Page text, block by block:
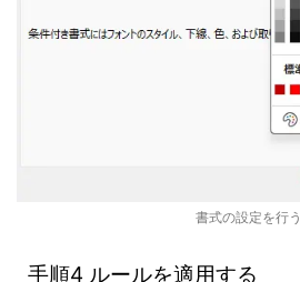
書式の設定を行う
手順4 ルールを適用する